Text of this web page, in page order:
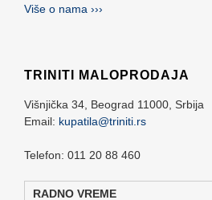
Više o nama ›››
TRINITI MALOPRODAJA
Višnjička 34, Beograd 11000, Srbija
Email: kupatila@triniti.rs
Telefon: 011 20 88 460
RADNO VREME